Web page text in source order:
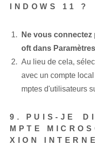
INDOWS 11 ?
Ne vous
oft dans
Au lieu de cela,
avec un compte
mptes d'utilisateurs
9. ‌PUIS-JE
MPTE
XION